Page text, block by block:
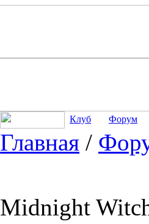
Клуб Форум
Главная /
Midnight